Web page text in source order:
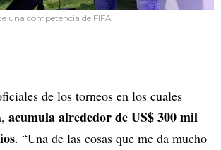
una competencia de FIFA
de los torneos en los cuales
acumula alrededor de US$ 300 mil
. “Una de las cosas que me da mucho